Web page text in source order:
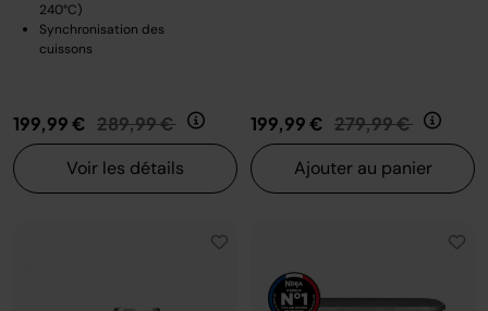
240°C)
Synchronisation des
cuissons
199,99 € Prix réduit de
289,99 € au
Voir les détails
199,99 € Prix réduit de
279,99 € au
Ajouter au panier